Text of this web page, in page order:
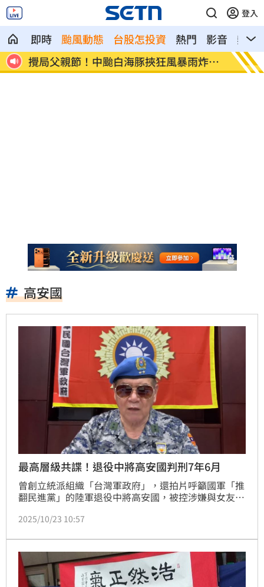
登入
即時 颱風動態 台股怎投資 熱門 影音
熱搜
攪局父親節！中颱白海豚挾狂風暴雨炸雙
北
颱風
高安國
最高層級共諜！退役中將高安國判刑7年6月
曾創立統派組織「台灣軍政府」，還拍片呼籲國軍「推
翻民進黨」的陸軍退役中將高安國，被控涉嫌與女友為
發展組織，作為中共攻台內應。被依國家安全法發展組
最高將領。高院今依《國安法》第2條第1項未遂罪，判
高安國7年6月徒刑，沒收美金9萬2千元、人民幣29萬
4700元犯罪所得。
2025/10/23 10:57